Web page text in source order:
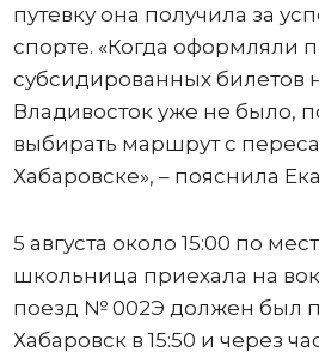
путевку она получила за
спорте. «Когда оформляли
субсидированных билетов
Владивосток уже не было,
выбирать маршрут с
Хабаровске», – пояснила
5 августа около 15:00 по
школьница приехала на
поезд № 002Э должен был
Хабаровск в 15:50 и через